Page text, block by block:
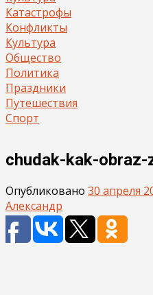
Катастрофы
Конфликты
Культура
Общество
Политика
Праздники
Путешествия
Спорт
chudak-kak-obraz-
Опубликовано 30 апреля
Александр